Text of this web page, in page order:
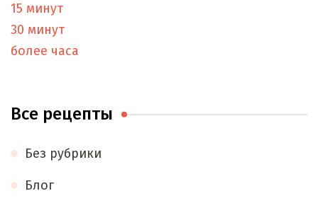
15 минут
30 минут
более часа
Все рецепты
Без рубрики
Блог